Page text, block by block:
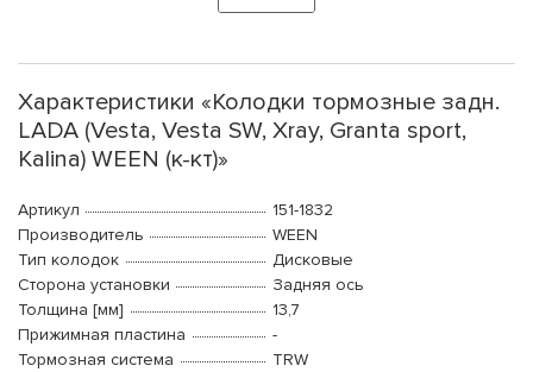
Характеристики «Колодки тормозные задн.
LADA (Vesta, Vesta SW, Xray, Granta sport,
Kalina) WEEN (к-кт)»
Артикул
151-1832
Производитель
WEEN
Тип колодок
Дисковые
Сторона установки
Задняя ось
Толщина [мм]
13,7
Прижимная пластина
-
Тормозная система
TRW